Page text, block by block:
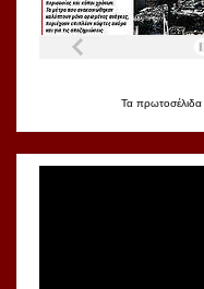
Τα πρωτοσέλιδα